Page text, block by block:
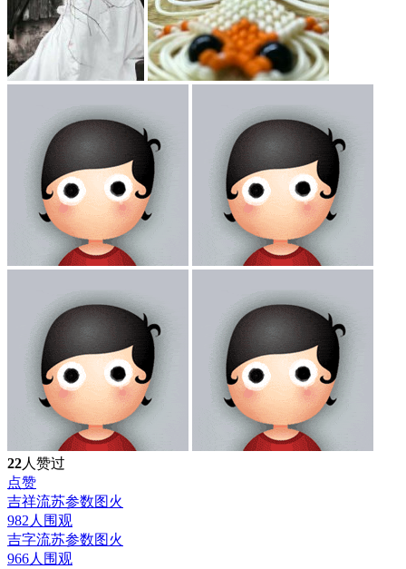
22人赞过
点赞
吉祥流苏参数图火
982人围观
吉字流苏参数图火
966人围观